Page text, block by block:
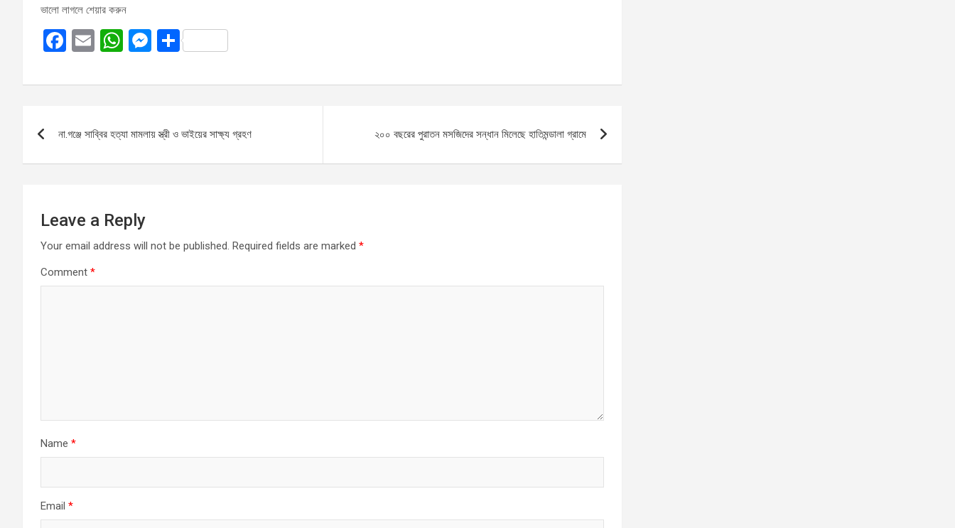
ভালো লাগলে শেয়ার করুন
F
ce
o
E
ail
W
at
A
M
se
g
S
ar
navigation
না.গঞ্জে সাব্বির হত্যা মামলায় স্ত্রী ও ভাইয়ের সাক্ষ্য গ্রহণ ২০০ বছরের পুরাতন মসজিদের সন্ধান মিলেছে হাতিমন্ডালা গ্রামে
Leave a Reply
Your email address will not be published. Required fields are marked *
Comment *
Name *
Email *